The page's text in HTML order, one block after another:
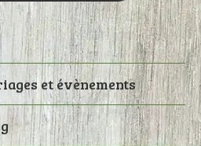
et évènements